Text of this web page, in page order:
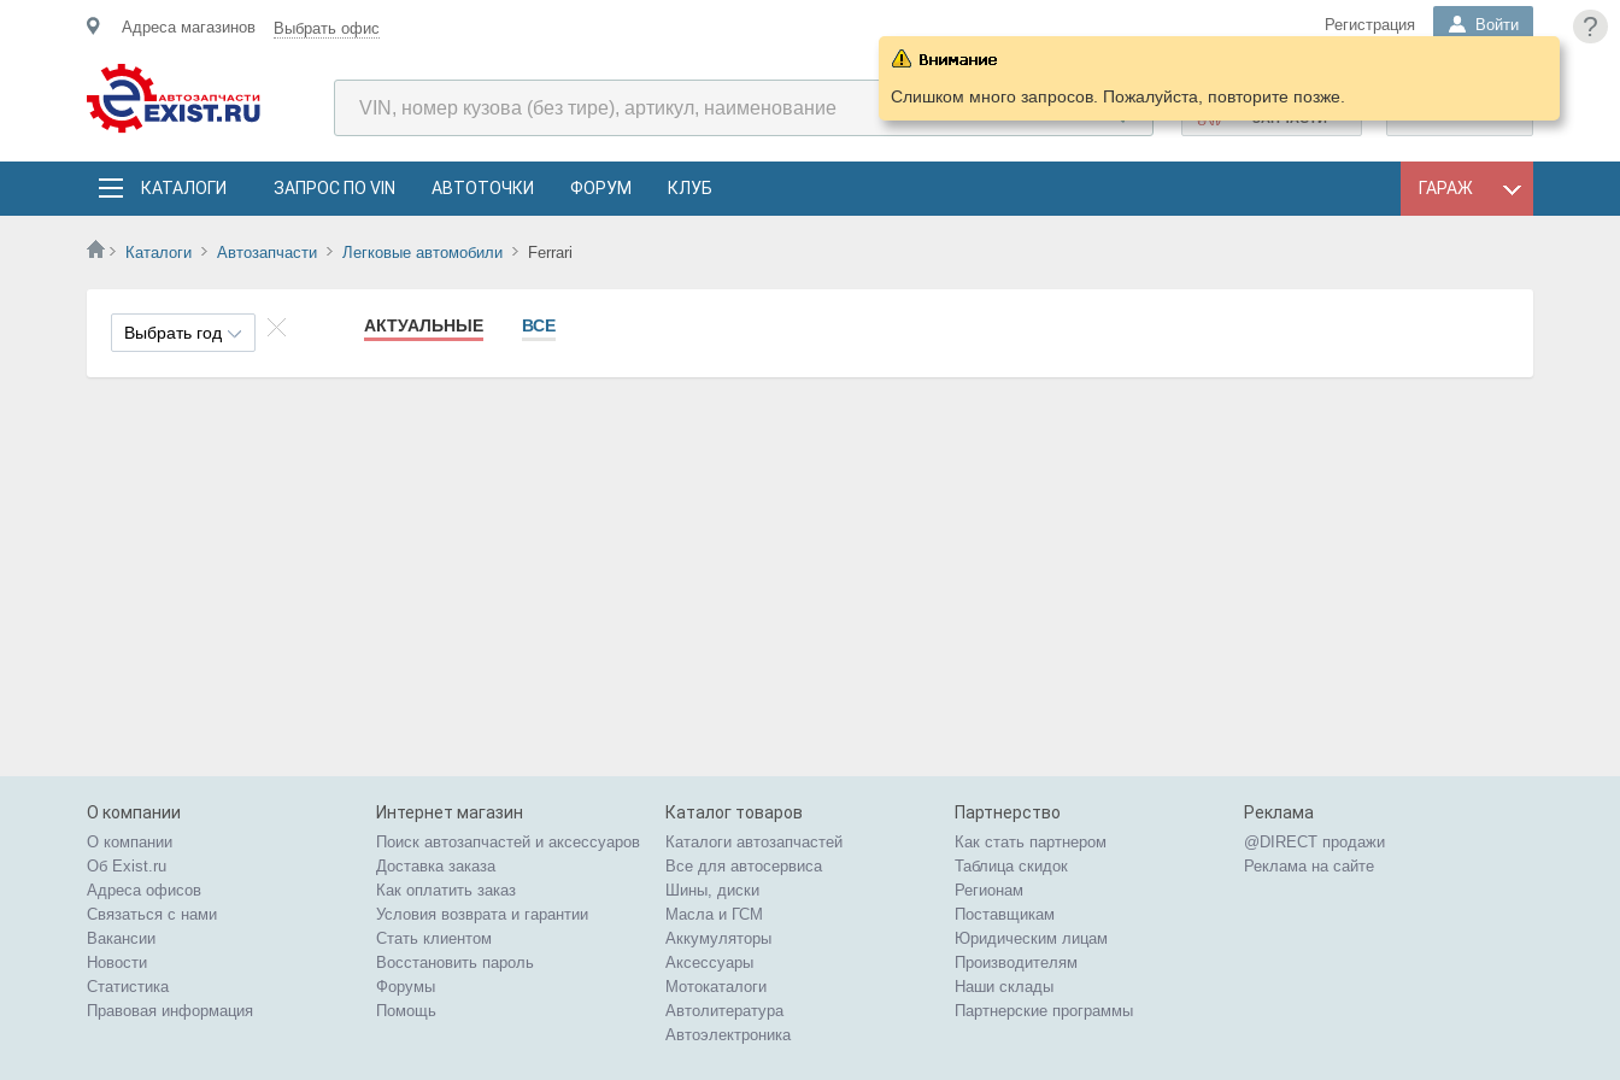
?
Адреса магазинов Выбрать офис Регистрация Войти
ПОДОБРАТЬ
ЗАПЧАСТИ
КАТАЛОГИ ЗАПРОС ПО VIN АВТОТОЧКИ ФОРУМ КЛУБ ГАРАЖ
Каталоги Автозапчасти Легковые автомобили Ferrari
Слишком много запросов. Пожалуйста, повторите позже.
Выбрать год АКТУАЛЬНЫЕ ВСЕ
О компании
О компании
Об Exist.ru
Адреса офисов
Связаться с нами
Вакансии
Новости
Статистика
Правовая информация
Интернет магазин
Поиск автозапчастей и аксессуаров
Доставка заказа
Как оплатить заказ
Условия возврата и гарантии
Стать клиентом
Восстановить пароль
Форумы
Помощь
Каталог товаров
Каталоги автозапчастей
Все для автосервиса
Шины, диски
Масла и ГСМ
Аккумуляторы
Аксессуары
Мотокаталоги
Автолитература
Автоэлектроника
Партнерство
Как стать партнером
Таблица скидок
Регионам
Поставщикам
Юридическим лицам
Производителям
Наши склады
Партнерские программы
Реклама
@DIRECT продажи
Реклама на сайте